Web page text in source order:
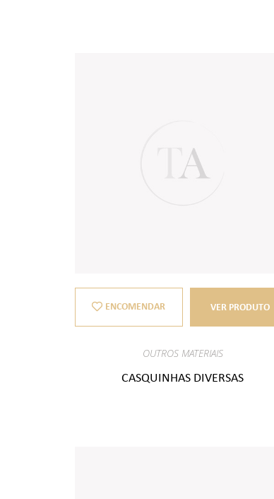
ENCOMENDAR VER PRODUTO
OUTROS MATERIAIS
CASQUINHAS DIVERSAS